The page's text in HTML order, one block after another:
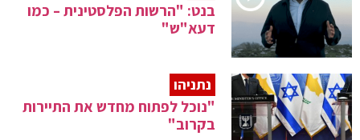
בנט: "הרשות הפלסטינית – כמו
דעא"ש"
נתניהו
"נוכל לפתוח מחדש את התיירות
בקרוב"